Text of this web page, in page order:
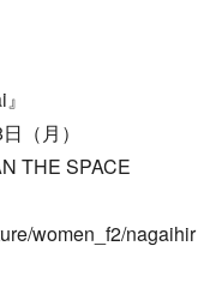
（月）
THE SPACE
women_f2/nagaihir